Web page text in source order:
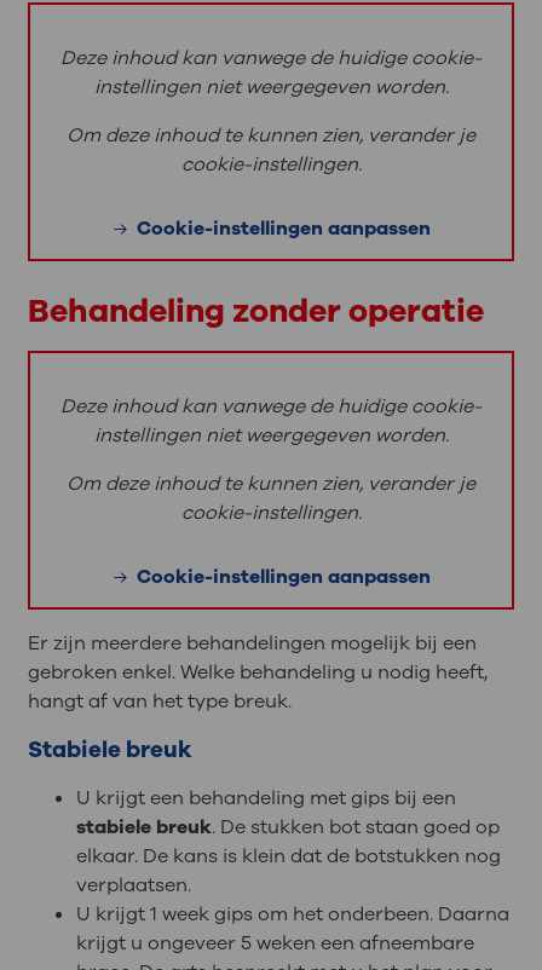
Deze inhoud kan vanwege de huidige cookie-
instellingen niet weergegeven worden.
Om deze inhoud te kunnen zien, verander je
cookie-instellingen.
Cookie-instellingen aanpassen
Behandeling zonder operatie
Deze inhoud kan vanwege de huidige cookie-
instellingen niet weergegeven worden.
Om deze inhoud te kunnen zien, verander je
cookie-instellingen.
Cookie-instellingen aanpassen
Er zijn meerdere behandelingen mogelijk bij een
gebroken enkel. Welke behandeling u nodig heeft,
hangt af van het type breuk.
Stabiele breuk
U krijgt een behandeling met gips bij een
stabiele breuk. De stukken bot staan goed op
elkaar. De kans is klein dat de botstukken nog
verplaatsen.
U krijgt 1 week gips om het onderbeen. Daarna
krijgt u ongeveer 5 weken een afneembare